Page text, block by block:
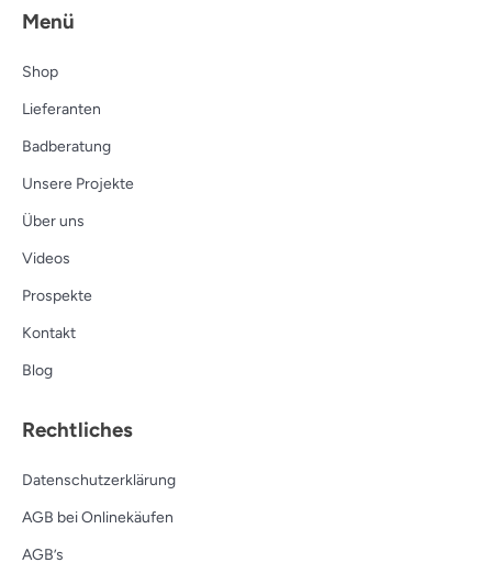
Menü
Shop
Lieferanten
Badberatung
Unsere Projekte
Über uns
Videos
Prospekte
Kontakt
Blog
Rechtliches
Datenschutzerklärung
AGB bei Onlinekäufen
AGB’s